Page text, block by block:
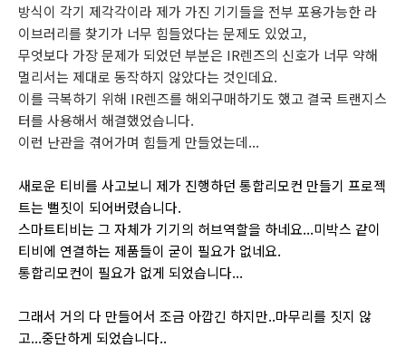
방식이 각기 제각각이라 제가 가진 기기들을 전부 포용가능한 라
이브러리를 찾기가 너무 힘들었다는 문제도 있었고,
무엇보다 가장 문제가 되었던 부분은 IR렌즈의 신호가 너무 약해
멀리서는 제대로 동작하지 않았다는 것인데요.
이를 극복하기 위해 IR렌즈를 해외구매하기도 했고 결국 트랜지스
터를 사용해서 해결했었습니다.
이런 난관을 겪어가며 힘들게 만들었는데...
새로운 티비를 사고보니 제가 진행하던 통합리모컨 만들기 프로젝
트는 뻘짓이 되어버렸습니다.
스마트티비는 그 자체가 기기의 허브역할을 하네요...미박스 같이
티비에 연결하는 제품들이 굳이 필요가 없네요.
통합리모컨이 필요가 없게 되었습니다...
그래서 거의 다 만들어서 조금 아깝긴 하지만..마무리를 짓지 않
고...중단하게 되었습니다..